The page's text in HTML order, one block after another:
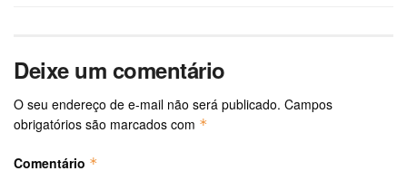
Deixe um comentário
O seu endereço de e-mail não será publicado. Campos
obrigatórios são marcados com *
Comentário *